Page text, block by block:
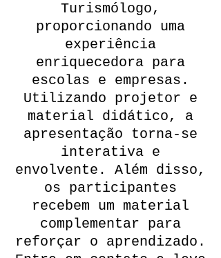
Turismólogo,
proporcionando uma
experiência
enriquecedora para
escolas e empresas.
Utilizando projetor e
material didático, a
apresentação torna-se
interativa e
envolvente. Além disso,
os participantes
recebem um material
complementar para
reforçar o aprendizado.